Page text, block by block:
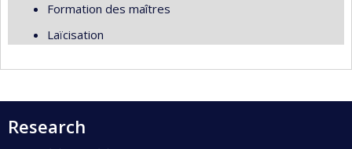
Formation des maîtres
Laïcisation
Research